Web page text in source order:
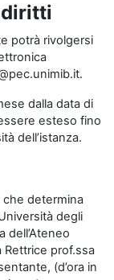
diritti
potrà rivolgersi
dalla data di
esteso fino
dell’istanza.
che determina
degli
dell’Ateneo
Rettrice prof.ssa
(d’ora in